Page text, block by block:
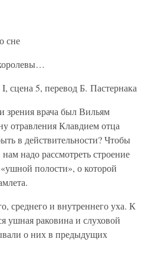
сне
сцена 5, перевод Б. Пастернака
зрения врача был Вильям
отравления Клавдием отца
в действительности? Чтобы
надо рассмотреть строение
полости», о которой
среднего и внутреннего уха. К
ушная раковина и слуховой
о них в предыдущих